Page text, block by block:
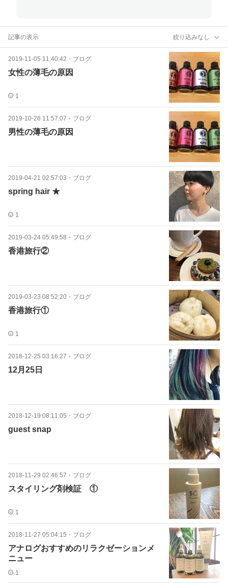
記事の表示 絞り込みなし
2019-11-05 11:40:42 ・ ブログ
女性の薄毛の原因
1
2019-10-26 11:57:07 ・ ブログ
男性の薄毛の原因
2019-04-21 02:57:03 ・ ブログ
spring hair ★
1
2019-03-24 05:49:58 ・ ブログ
香港旅行②
2019-03-23 08:52:20 ・ ブログ
香港旅行①
1
2018-12-25 03:16:27 ・ ブログ
12月25日
2018-12-19 08:11:05 ・ ブログ
guest snap
2018-11-29 02:46:57 ・ ブログ
スタイリング剤検証 ①
1
2018-11-27 05:04:15 ・ ブログ
アナログおすすめのリラクゼーションメ
ニュー
1